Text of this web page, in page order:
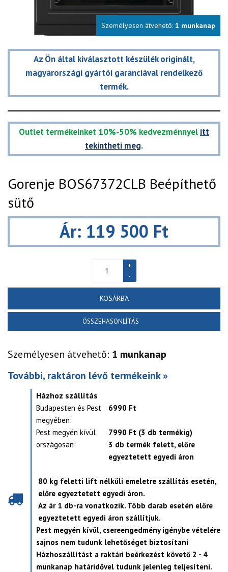
Személyesen átvehető: 1 munkanap
Az Ön által kiválasztott készülék originált,
magyarországi gyártói garanciával rendelkező
termék.
Outlet termékeinket 10%-50% kedvezménnyel itt
tekintheti meg.
Gorenje BOS67372CLB Beépíthető
sütő
Ár: 119 500 Ft
KOSÁRBA
ÖSSZEHASONLÍTÁS
Személyesen átvehető: 1 munkanap
További, raktáron lévő termékeink »
Házhoz szállítás
Budapesten és Pest
megyében:
6990 Ft
Pest megyén kívül
országosan:
7990 Ft (3 db termékig)
3 db termék felett, előre
egyeztetett egyedi áron
80 kg feletti lift nélküli emeletre szállítás esetén,
előre egyeztetett egyedi áron.
Az ár 1 db-ra vonatkozik. Több darab esetén előre
egyeztetett egyedi áron szállítjuk.
Pest megyén kívül, csereengedmény igénybe vételére
sajnos nem tudunk lehetőséget biztosítani
Házhoszállítást a raktári beérkezést követő 2 - 4
munkanap határidővel tudunk jelenleg teljesíteni.